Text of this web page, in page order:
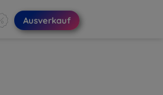
Ausverkauf